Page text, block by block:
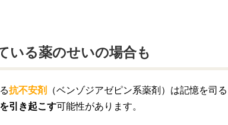
いる薬のせいの場合も
抗不安剤
（ベンゾジアゼピン系薬剤）は記憶を司る
引き起こす可能性があります。